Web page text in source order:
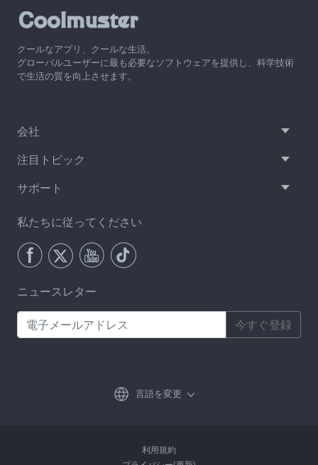
クールなアプリ、クールな生活。
グローバルユーザーに最も必要なソフトウェアを提供し、科学技術
で生活の質を向上させます。
会社
注目トピック
サポート
私たちに従ってください
ニュースレター
今すぐ登録
言語を変更
利用規約